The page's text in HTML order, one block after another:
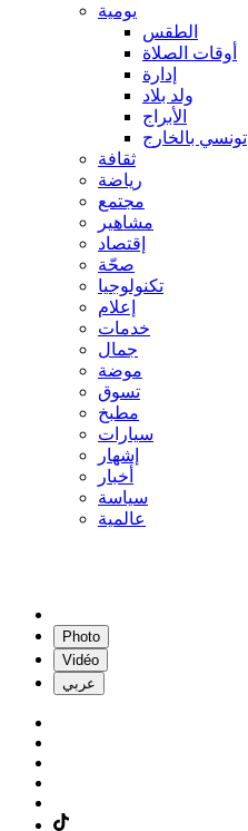
يومية
الطقس
أوقات الصلاة
إدارة
ولد بلاد
الأبراج
تونسي بالخارج
ثقافة
رياضة
مجتمع
مشاهير
إقتصاد
صحّة
تكنولوجيا
إعلام
خدمات
جمال
موضة
تسوق
مطبخ
سيارات
إشهار
أخبار
سياسة
عالمية
Photo
Vidéo
عربي